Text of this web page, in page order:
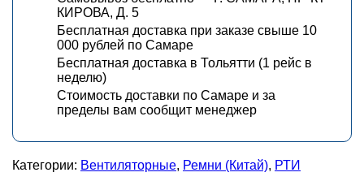
КИРОВА, Д. 5
Бесплатная доставка при заказе свыше 10
000 рублей по Самаре
Бесплатная доставка в Тольятти (1 рейс в
неделю)
Стоимость доставки по Самаре и за
пределы вам сообщит менеджер
Категории: Вентиляторные, Ремни (Китай), РТИ